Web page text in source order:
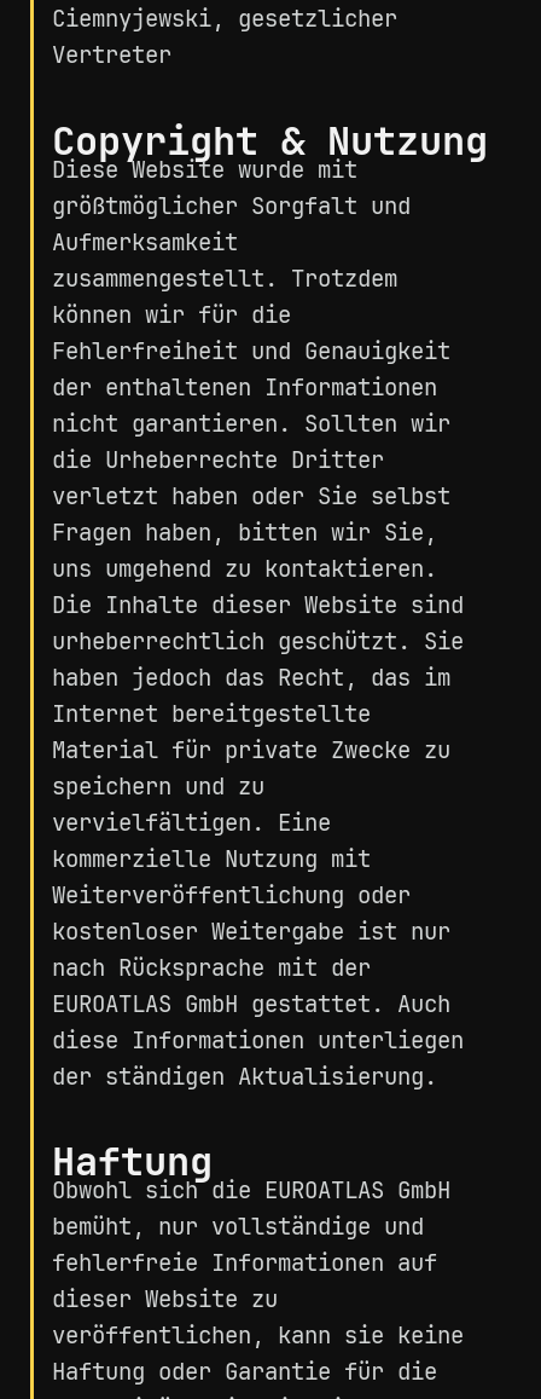
Ciemnyjewski, gesetzlicher
Vertreter
Copyright & Nutzung
Diese Website wurde mit
größtmöglicher Sorgfalt und
Aufmerksamkeit
zusammengestellt. Trotzdem
können wir für die
Fehlerfreiheit und Genauigkeit
der enthaltenen Informationen
nicht garantieren. Sollten wir
die Urheberrechte Dritter
verletzt haben oder Sie selbst
Fragen haben, bitten wir Sie,
uns umgehend zu kontaktieren.
Die Inhalte dieser Website sind
urheberrechtlich geschützt. Sie
haben jedoch das Recht, das im
Internet bereitgestellte
Material für private Zwecke zu
speichern und zu
vervielfältigen. Eine
kommerzielle Nutzung mit
Weiterveröffentlichung oder
kostenloser Weitergabe ist nur
nach Rücksprache mit der
EUROATLAS GmbH gestattet. Auch
diese Informationen unterliegen
der ständigen Aktualisierung.
Haftung
Obwohl sich die EUROATLAS GmbH
bemüht, nur vollständige und
fehlerfreie Informationen auf
dieser Website zu
veröffentlichen, kann sie keine
Haftung oder Garantie für die